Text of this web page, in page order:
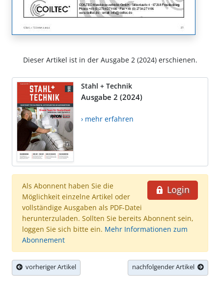
Dieser Artikel ist in der Ausgabe 2 (2024) erschienen.
Stahl + Technik
Ausgabe 2 (2024)
› mehr erfahren
Login
Als Abonnent haben Sie die
Möglichkeit einzelne Artikel oder
vollständige Ausgaben als PDF-Datei
herunterzuladen. Sollten Sie bereits Abonnent sein,
loggen Sie sich bitte ein. Mehr Informationen zum
Abonnement
vorheriger Artikel nachfolgender Artikel